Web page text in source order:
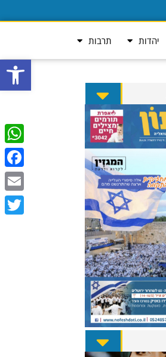
פתח
יהדות תרבות
Email